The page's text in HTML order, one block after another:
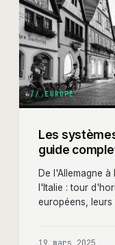
//EUROPE
Les
guide
De l'Allemagne
l'Italie : tour
européens,
19 mars 2025